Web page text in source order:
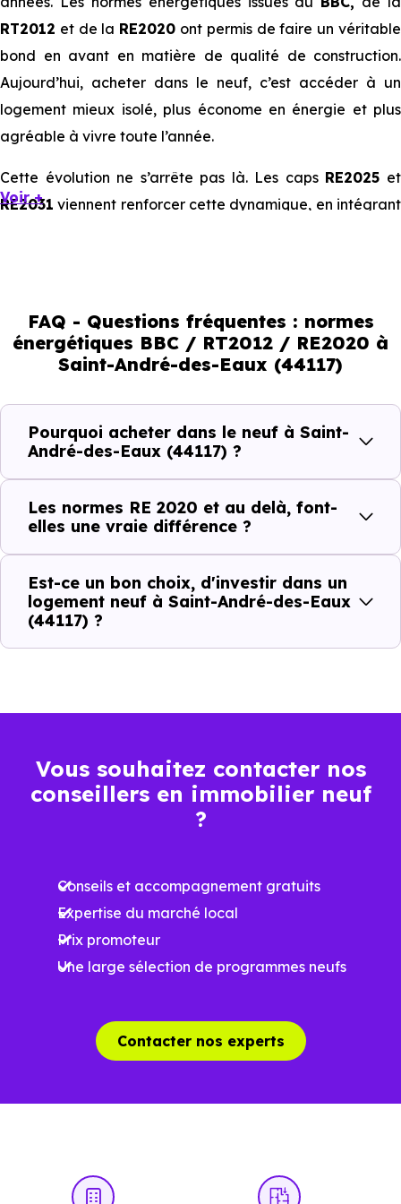
RT2012 et de la RE2020 ont permis de faire un véritable
bond en avant en matière de qualité de construction.
Aujourd’hui, acheter dans le neuf, c’est accéder à un
logement mieux isolé, plus économe en énergie et plus
agréable à vivre toute l’année.
Cette évolution ne s’arrête pas là. Les caps RE2025 et
RE2031 viennent renforcer cette dynamique, en intégrant
immobilier, en valorisant les biens les plus performants.
En résumé :
Normes énergétiques de
l’immobilier neuf
BBC, RT2012, RE2020
Isolations thermiques
et phoniques
Économies
luminosité
…
Performances
réduit
à l’échelle locale
Voir +
FAQ - Questions fréquentes : normes
énergétiques BBC / RT2012 / RE2020 à
Saint-André-des-Eaux (44117)
Pourquoi acheter dans le neuf à Saint-
André-des-Eaux (44117) ?
Les normes RE 2020 et au delà, font-
elles une vraie différence ?
Est-ce un bon choix, d'investir dans un
logement neuf à Saint-André-des-Eaux
(44117) ?
Vous souhaitez contacter nos
conseillers en immobilier neuf
?
Conseils et accompagnement gratuits
Expertise du marché local
Prix promoteur
Une large sélection de programmes neufs
Contacter nos experts